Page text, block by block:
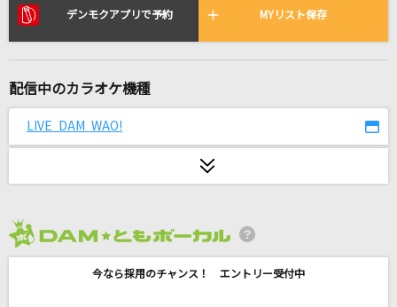
リアルタイムで歌われている曲の一覧
サイレンビート
愛の枯葉
ASIAN KUNG-FU GENERATION
デンモクアプリで予約 MYリスト保存
配信中のカラオケ機種
LIVE DAM WAO!
今なら採用のチャンス！ エントリー受付中